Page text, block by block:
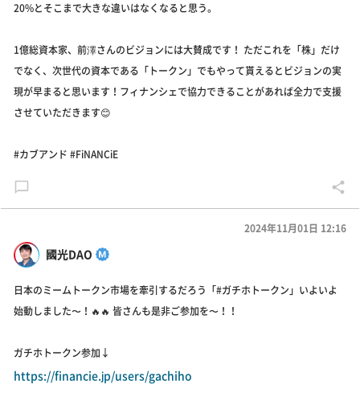
20%とそこまで大きな違いはなくなると思う。
1億総資本家、前澤さんのビジョンには大賛成です！ ただこれを「株」だけ
でなく、次世代の資本である「トークン」でもやって貰えるとビジョンの実
現が早まると思います！フィナンシェで協力できることがあれば全力で支援
させていただきます😊
#カブアンド #FiNANCiE
國光DAO
2024年11月01日 12:16
日本のミームトークン市場を牽引するだろう「#ガチホトークン」いよいよ
始動しました〜！🔥🔥 皆さんも是非ご参加を〜！！
ガチホトークン参加↓
https://financie.jp/users/gachiho